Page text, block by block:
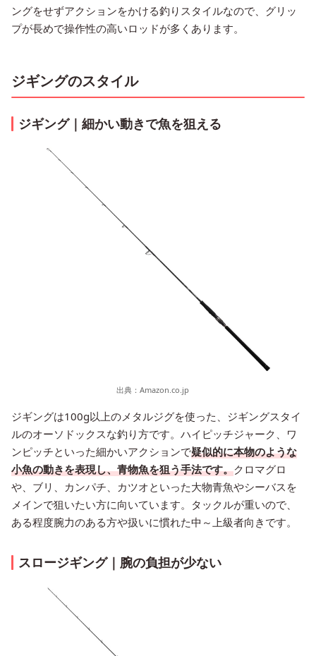
ングをせずアクションをかける釣りスタイルなので、グリッ
プが長めで操作性の高いロッドが多くあります。
ジギングのスタイル
ジギング｜細かい動きで魚を狙える
出典： Amazon.co.jp
ジギングは100g以上のメタルジグを使った、ジギングスタイ
ルのオーソドックスな釣り方です。ハイピッチジャーク、ワ
ンピッチといった細かいアクションで疑似的に本物のような
小魚の動きを表現し、青物魚を狙う手法です。クロマグロ
や、ブリ、カンパチ、カツオといった大物青魚やシーバスを
メインで狙いたい方に向いています。タックルが重いので、
ある程度腕力のある方や扱いに慣れた中～上級者向きです。
スロージギング｜腕の負担が少ない